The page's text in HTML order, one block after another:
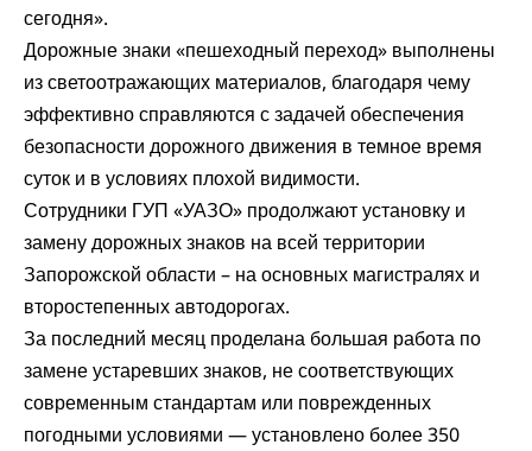
сегодня».
Дорожные знаки «пешеходный переход» выполнены
из светоотражающих материалов, благодаря чему
эффективно справляются с задачей обеспечения
безопасности дорожного движения в темное время
суток и в условиях плохой видимости.
Сотрудники ГУП «УАЗО» продолжаютустановку и
заменудорожных знаков на всей территории
Запорожской области – на основных магистралях и
второстепенных автодорогах.
За последний месяц проделана большая работа по
замене устаревших знаков, не соответствующих
современным стандартам или поврежденных
погодными условиями — установлено более 350